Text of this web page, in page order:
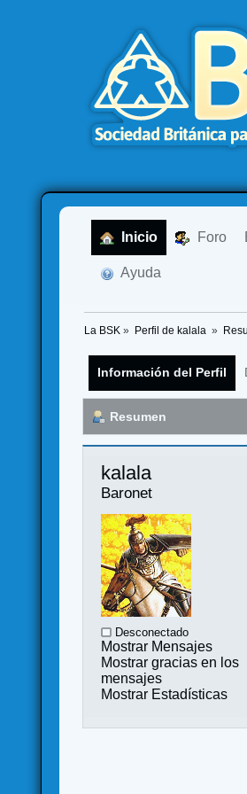
Inicio Foro
Ayuda
La BSK » Perfil de kalala »
Información del Perfil
Resumen
kalala
Baronet
Desconectado
Mostrar Mensajes
Mostrar gracias en los
mensajes
Mostrar Estadísticas